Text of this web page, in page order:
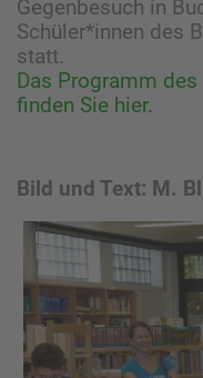
Gegenbesuch in
Schüler*innen des
statt.
Das Programm
finden Sie hier.
Bild und Text: M.